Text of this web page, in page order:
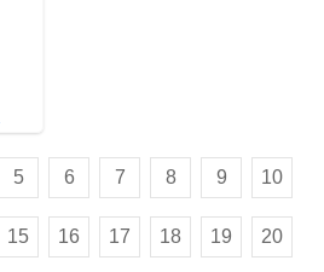
5 6 7 8 9 10
15 16 17 18 19 20